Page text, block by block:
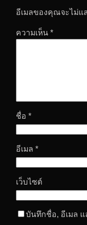
อีเมลของคุณจะไม่แ
ความเห็น *
ชื่อ *
อีเมล *
เว็บไซต์
บันทึกชื่อ, อีเมล แ